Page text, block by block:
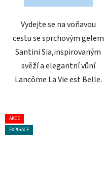
hvězdiček.
Vydejte se na voňavou
cestu se sprchovým gelem
Santini Sia,inspirovaným
svěží a elegantní vůní
Lancôme La Vie est Belle.
AKCE
EXPIRACE